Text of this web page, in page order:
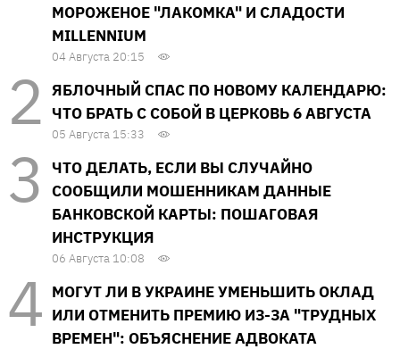
МОРОЖЕНОЕ "ЛАКОМКА" И СЛАДОСТИ
MILLENNIUM
04 Августа 20:15
ЯБЛОЧНЫЙ СПАС ПО НОВОМУ КАЛЕНДАРЮ:
ЧТО БРАТЬ С СОБОЙ В ЦЕРКОВЬ 6 АВГУСТА
05 Августа 15:33
ЧТО ДЕЛАТЬ, ЕСЛИ ВЫ СЛУЧАЙНО
СООБЩИЛИ МОШЕННИКАМ ДАННЫЕ
БАНКОВСКОЙ КАРТЫ: ПОШАГОВАЯ
ИНСТРУКЦИЯ
06 Августа 10:08
МОГУТ ЛИ В УКРАИНЕ УМЕНЬШИТЬ ОКЛАД
ИЛИ ОТМЕНИТЬ ПРЕМИЮ ИЗ-ЗА "ТРУДНЫХ
ВРЕМЕН": ОБЪЯСНЕНИЕ АДВОКАТА